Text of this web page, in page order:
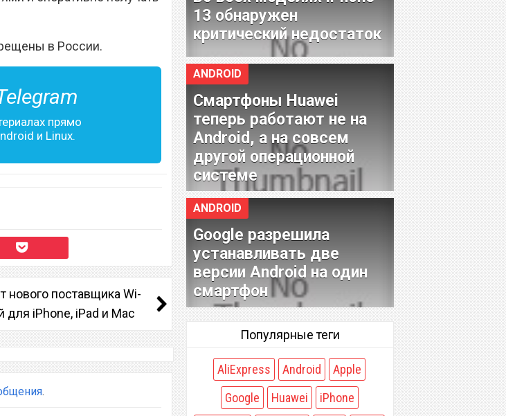
в России.
прямо
и Linux.
нового поставщика Wi-
для iPhone, iPad и Mac
.
13 обнаружен
критический недостаток
ANDROID
Смартфоны Huawei
теперь работают не на
Android, а на совсем
другой операционной
системе
ANDROID
Google разрешила
устанавливать две
версии Android на один
смартфон
Популярные теги
AliExpress Android
Apple
Google
Huawei
iPhone